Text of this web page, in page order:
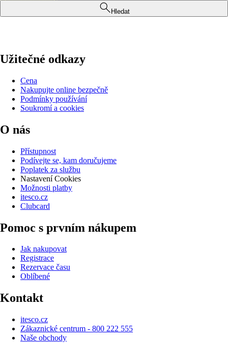
Hledat
Užitečné odkazy
Cena
Nakupujte online bezpečně
Podmínky používání
Soukromí a cookies
O nás
Přístupnost
Podívejte se, kam doručujeme
Poplatek za službu
Nastavení Cookies
Možnosti platby
itesco.cz
Clubcard
Pomoc s prvním nákupem
Jak nakupovat
Registrace
Rezervace času
Oblíbené
Kontakt
itesco.cz
Zákaznické centrum - 800 222 555
Naše obchody